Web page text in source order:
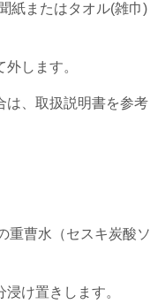
紙またはタオル(雑巾)
します。
は、取扱説明書を参考
重曹水（セスキ炭酸ソ
け置きします。